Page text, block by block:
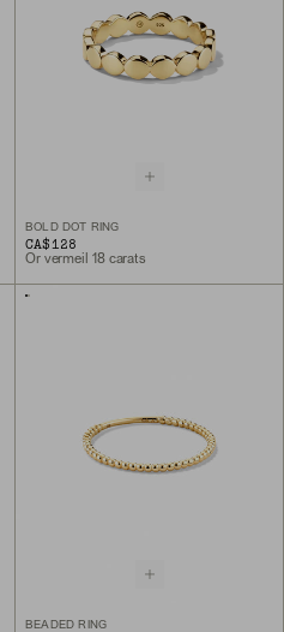
BOLD DOT RING
CA$128
Or vermeil 18 carats
BEADED RING